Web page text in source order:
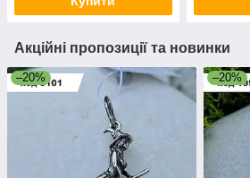
Акційні пропозиції та новинки
–20% –20%